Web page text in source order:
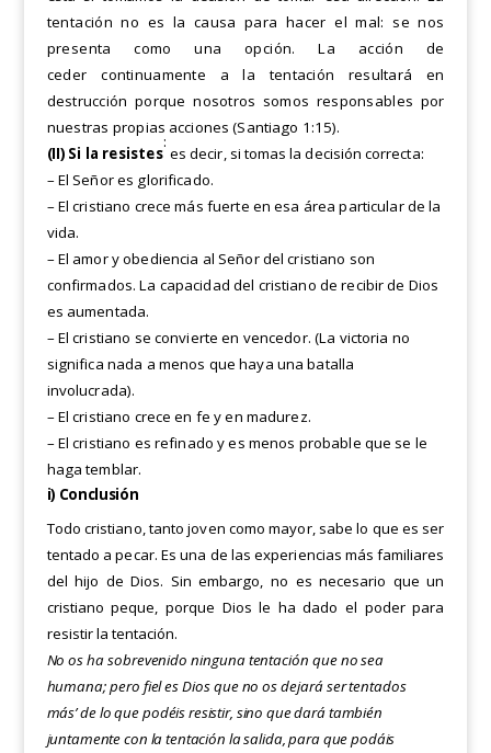
tentación no es la causa para hacer el mal: se nos
presenta como una opción. La acción de
cedercontinuamente a la tentación resultará en
destrucción porque nosotros somos responsables por
nuestras propias acciones (Santiago 1:15).
(II) Si la resistes
:
es decir, si tomas la decisión correcta:
– El Señor es glorificado.
– El cristiano crece más fuerte en esa área particular de la
vida.
– El amor y obediencia al Señor del cristiano son
confirmados. La capacidad del cristiano de recibir de Dios
es aumentada.
– El cristiano se convierte en vencedor. (La victoria no
significa nada a menos que haya una batalla
involucrada).
– El cristiano crece en fe y en madurez.
– El cristiano es refinado y es menos probable que se le
haga temblar.
i) Conclusión
Todo cristiano, tanto joven como mayor, sabe lo que es ser
tentado a pecar. Es una de las experiencias másfamiliares
del hijo de Dios. Sin embargo, no es necesario que un
cristiano peque, porque Dios le ha dado el poder para
resistir la tentación.
No os ha sobrevenido ninguna tentación que no sea
humana; pero fiel es Dios que no os dejará ser tentados
más’de lo que podéis resistir, sino que dará también
juntamente con la tentación la salida, para que podáis